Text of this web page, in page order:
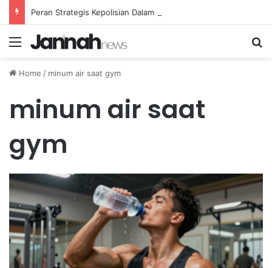
Menu
Home / minum air saat gym
minum air saat
gym